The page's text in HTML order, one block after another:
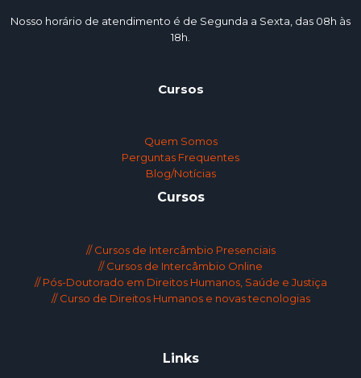
Nosso horário de atendimento é de Segunda a Sexta, das 08h às
18h.
Cursos
Quem Somos
Perguntas Frequentes
Blog/Notícias
Cursos
// Cursos de Intercâmbio Presenciais
// Cursos de Intercâmbio Online
// Pós-Doutorado em Direitos Humanos, Saúde e Justiça
// Curso de Direitos Humanos e novas tecnologias
Links